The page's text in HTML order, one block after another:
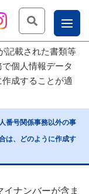
こー
じょ
記載された書類等
個人情報データ
成することが適
番号関係事務以外の事
は、どのように作成す
ナンバーが含ま